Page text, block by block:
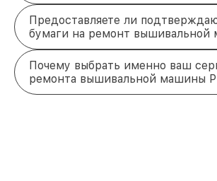
Предоставляете ли
бумаги на ремонт вышивальной
Почему выбрать именно ваш
ремонта вышивальной машины